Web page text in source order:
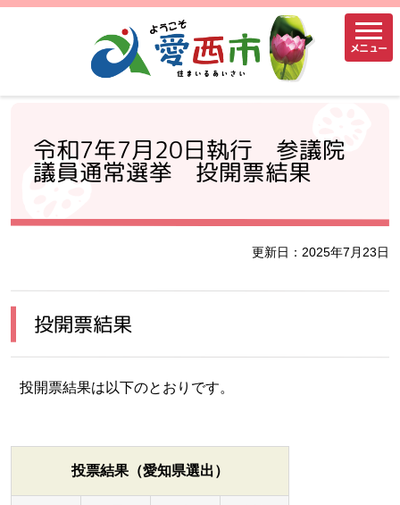
メニュー
令和7年7月20日執行 参議院
議員通常選挙 投開票結果
更新日：2025年7月23日
投開票結果
投開票結果は以下のとおりです。
投票結果（愛知県選出）